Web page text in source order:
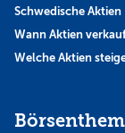
Schwedische Aktien
Wann Aktien
Welche Aktien